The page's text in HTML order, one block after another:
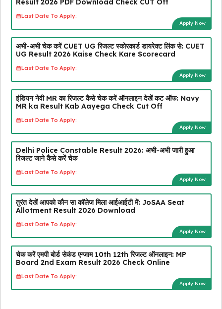
Last Date To Apply:
Apply Now
अभी-अभी चेक करें CUET UG रिजल्ट स्कोरकार्ड डायरेक्ट लिंक से: CUET
UG Result 2026 Kaise Check Kare Scorecard
Last Date To Apply:
Apply Now
इंडियन नेवी MR का रिजल्ट कैसे चेक करें ऑनलाइन देखें कट ऑफ: Navy
MR ka Result Kab Aayega Check Cut Off
Last Date To Apply:
Apply Now
Delhi Police Constable Result 2026: अभी-अभी जारी हुआ
रिजल्ट जाने कैसे करें चेक
Last Date To Apply:
Apply Now
तुरंत देखें आपको कौन सा कॉलेज मिला आईआईटी में: JoSAA Seat
Allotment Result 2026 Download
Last Date To Apply:
Apply Now
चेक करें एमपी बोर्ड सेकंड एग्जाम 10th 12th रिजल्ट ऑनलाइन: MP
Board 2nd Exam Result 2026 Check Online
Last Date To Apply:
Apply Now